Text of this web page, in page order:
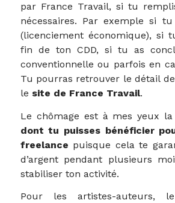
par France Travail, si tu
nécessaires. Par exemple si
(licenciement économique), si
fin de ton CDD, si tu as
conventionnelle ou parfois en
Tu pourras retrouver le détail
le site de France Travail.
Le chômage est à mes yeux la
dont tu puisses bénéficier
freelance puisque cela te
d’argent pendant plusieurs
stabiliser ton activité.
Pour les artistes-auteurs,